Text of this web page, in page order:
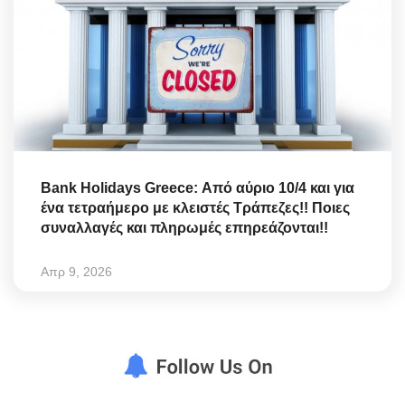
Bank Holidays Greece: Από αύριο 10/4 και για
ένα τετραήμερο με κλειστές Τράπεζες!! Ποιες
συναλλαγές και πληρωμές επηρεάζονται!!
Απρ 9, 2026